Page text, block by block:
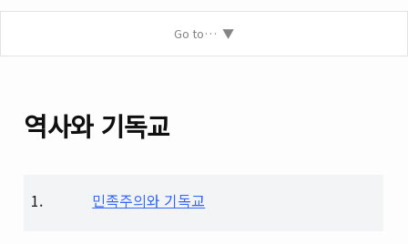
Go to…
역사와 기독교
1. 민족주의와 기독교